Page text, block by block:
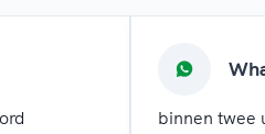
binnen twee